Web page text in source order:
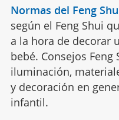
Normas del Feng
según el Feng Shui
a la hora de decorar
bebé. Consejos
iluminación,
y decoración en
infantil.